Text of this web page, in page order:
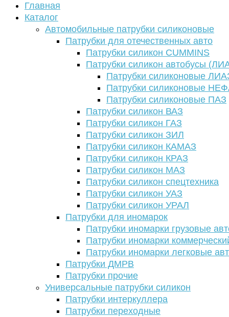
Главная
Каталог
Автомобильные патрубки силиконовые
Патрубки для отечественных авто
Патрубки силикон CUMMINS
Патрубки силикон автобусы
Патрубки силиконовые
Патрубки силиконовые
Патрубки силиконовые ПАЗ
Патрубки силикон ВАЗ
Патрубки силикон ГАЗ
Патрубки силикон ЗИЛ
Патрубки силикон КАМАЗ
Патрубки силикон КРАЗ
Патрубки силикон МАЗ
Патрубки силикон спецтехника
Патрубки силикон УАЗ
Патрубки силикон УРАЛ
Патрубки для иномарок
Патрубки иномарки грузовые
Патрубки иномарки
Патрубки иномарки легковые
Патрубки ДМРВ
Патрубки прочие
Универсальные патрубки силикон
Патрубки интеркуллера
Патрубки переходные